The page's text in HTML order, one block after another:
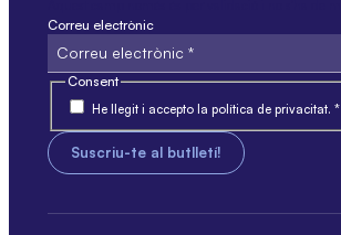
Correu electrònic
Consent
He llegit i accepto la política de privacitat. *